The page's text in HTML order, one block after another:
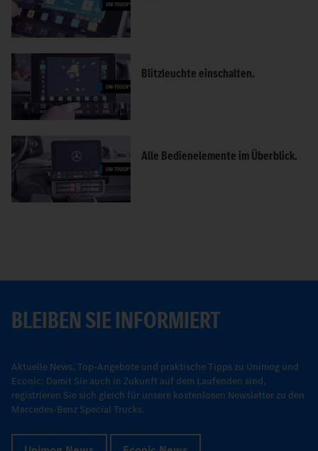
Blitzleuchte einschalten.
Alle Bedienelemente im Überblick.
BLEIBEN SIE INFORMIERT
Aktuelle News, Top-Angebote und praktische Tipps zu Unimog und
Econic: Damit Sie auch in Zukunft auf dem Laufenden sind,
registrieren Sie sich gleich für unsere kostenlosen Newsletter zu den
Mercedes-Benz Special Trucks.